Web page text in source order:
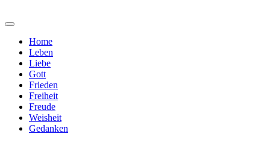
Home
Leben
Liebe
Gott
Frieden
Freiheit
Freude
Weisheit
Gedanken